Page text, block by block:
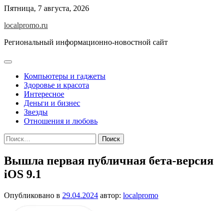
Перейти
содержимому
Пятница, 7 августа, 2026
localpromo.ru
Региональный информационно-новостной сайт
Компьютеры и гаджеты
Здоровье и красота
Интересное
Деньги и бизнес
Звезды
Отношения и любовь
Найти:
Вышла первая публичная бета-версия
iOS 9.1
Опубликовано в 29.04.2024 автор: localpromo